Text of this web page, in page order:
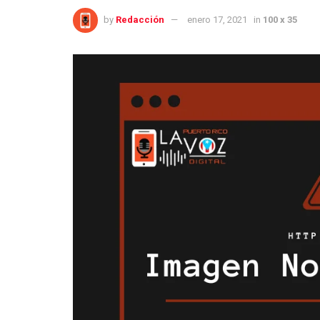
by Redacción enero 17, 2021 in 100 x 35